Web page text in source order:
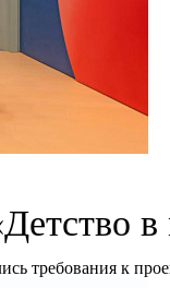
требования к